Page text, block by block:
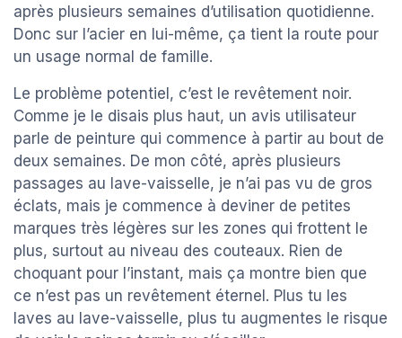
après plusieurs semaines d’utilisation quotidienne.
Donc sur l’acier en lui-même, ça tient la route pour
un usage normal de famille.
Le problème potentiel, c’est le revêtement noir.
Comme je le disais plus haut, un avis utilisateur
parle de peinture qui commence à partir au bout de
deux semaines. De mon côté, après plusieurs
passages au lave-vaisselle, je n’ai pas vu de gros
éclats, mais je commence à deviner de petites
marques très légères sur les zones qui frottent le
plus, surtout au niveau des couteaux. Rien de
choquant pour l’instant, mais ça montre bien que
ce n’est pas un revêtement éternel. Plus tu les
laves au lave-vaisselle, plus tu augmentes le risque